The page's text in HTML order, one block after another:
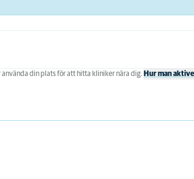
din plats för att hitta kliniker nära dig. Hur man